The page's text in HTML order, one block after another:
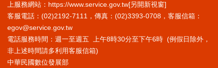
上服務網站： https://www.service.gov.tw[另開新視窗]
客服電話：(02)2192-7111，傳真：(02)3393-0708，客服信箱：
egov@service.gov.tw
電話服務時間：週一至週五 上午8時30分至下午6時 (例假日除外，
非上述時間請多利用客服信箱)
中華民國數位發展部